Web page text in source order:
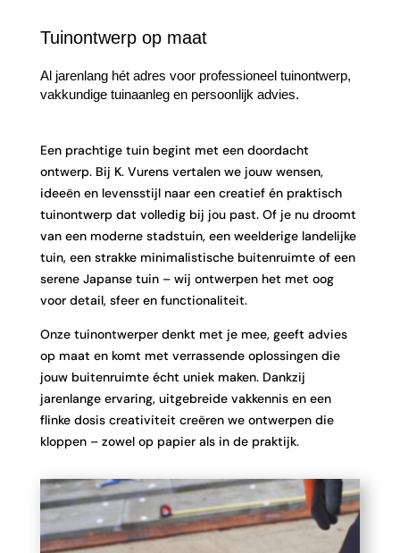
Tuinontwerp op maat
Al jarenlang hét adres voor professioneel tuinontwerp,
vakkundige tuinaanleg en persoonlijk advies.
Een prachtige tuin begint met een doordacht
ontwerp. Bij K. Vurens vertalen we jouw wensen,
ideeën en levensstijl naar een creatief én praktisch
tuinontwerp dat volledig bij jou past. Of je nu droomt
van een moderne stadstuin, een weelderige landelijke
tuin, een strakke minimalistische buitenruimte of een
serene Japanse tuin – wij ontwerpen het met oog
voor detail, sfeer en functionaliteit.
Onze tuinontwerper denkt met je mee, geeft advies
op maat en komt met verrassende oplossingen die
jouw buitenruimte écht uniek maken. Dankzij
jarenlange ervaring, uitgebreide vakkennis en een
flinke dosis creativiteit creëren we ontwerpen die
kloppen – zowel op papier als in de praktijk.